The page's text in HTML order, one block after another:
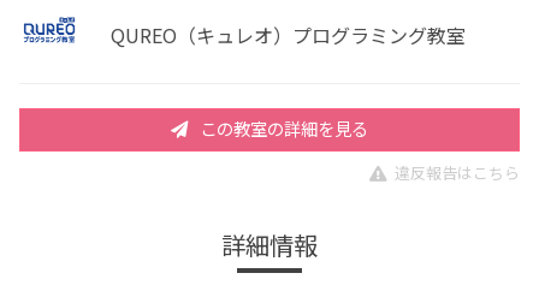
QUREO（キュレオ）プログラミング教室
この教室の詳細を見る
違反報告はこちら
詳細情報